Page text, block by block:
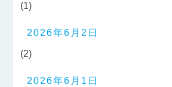
(1)
2026年6月2日
(2)
2026年6月1日